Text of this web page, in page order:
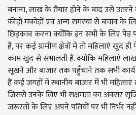
बनाना, लाख के तैयार होने के बाद उसे
कीड़ों मकोड़ों एवं अन्य समस्या से बचाव के
छिड़काव करना क्योँकि इन सभी के लिए
है, पर कई ग्रामीण क्षेत्रों में तो महिलाएं खुद
काम खुद से संभालती हैं. क्योंकि महिलाएं
सूखने और बाजार तक पहुँचाने तक सभी
हैं कई जगहों में स्थानीय बाजार में भी
जिससे उनके लिए भी सक्षमता का अवसर
जरूरतों के लिए अपने पतियों पर भी निर्भर